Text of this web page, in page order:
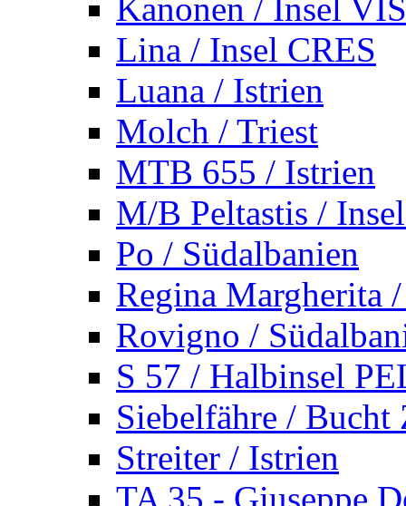
Kanonen / Insel VIS
Lina / Insel CRES
Luana / Istrien
Molch / Triest
MTB 655 / Istrien
M/B Peltastis /
Po / Südalbanien
Regina Margherita
Rovigno /
S 57 / Halbinsel
Siebelfähre / Bucht
Streiter / Istrien
TA 35 - Giuseppe